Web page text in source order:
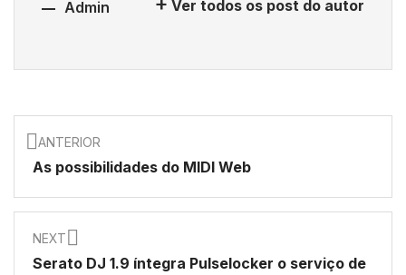
Admin Ver todos os post do autor
ANTERIOR
As possibilidades do MIDI Web
NEXT
Serato DJ 1.9 íntegra Pulselocker o serviço de